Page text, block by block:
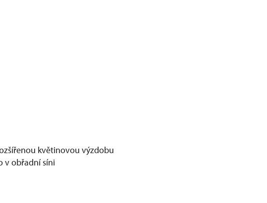
květinovou výzdobu
v obřadní síni